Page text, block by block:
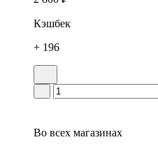
Кэшбек
+ 196
Во всех магазинах